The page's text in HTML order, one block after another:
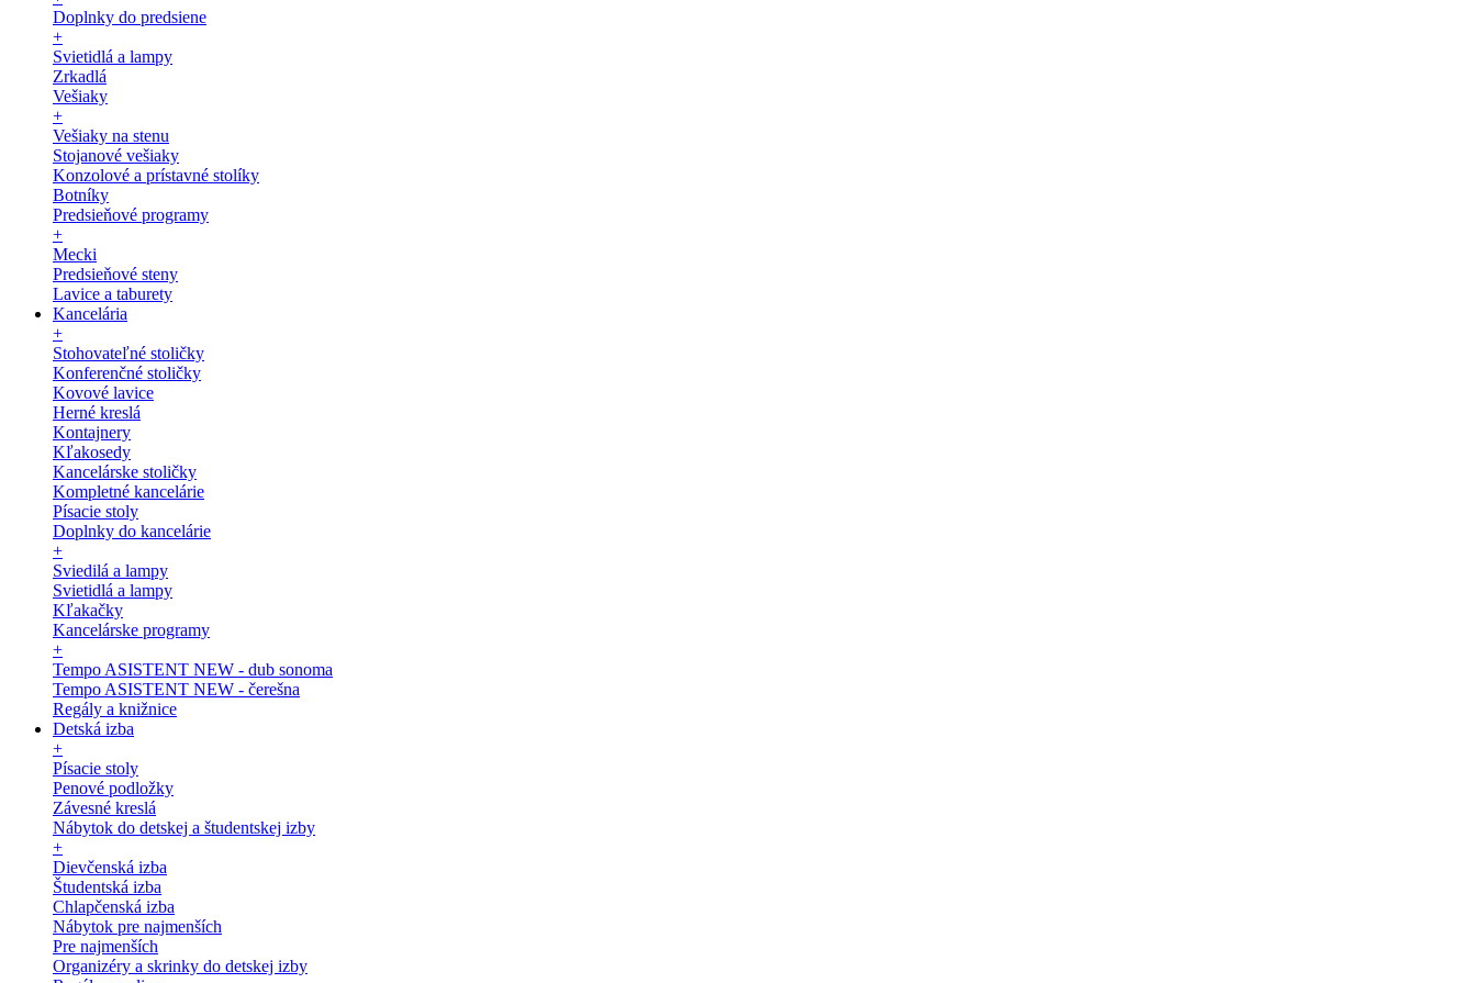
Doplnky do predsiene
+
Svietidlá a lampy
Zrkadlá
Vešiaky
+
Vešiaky na stenu
Stojanové vešiaky
Konzolové a prístavné stolíky
Botníky
Predsieňové programy
+
Mecki
Predsieňové steny
Lavice a taburety
Kancelária
+
Stohovateľné stoličky
Konferenčné stoličky
Kovové lavice
Herné kreslá
Kontajnery
Kľakosedy
Kancelárske stoličky
Kompletné kancelárie
Písacie stoly
Doplnky do kancelárie
+
Sviedilá a lampy
Svietidlá a lampy
Kľakačky
Kancelárske programy
+
Tempo ASISTENT NEW - dub sonoma
Tempo ASISTENT NEW - čerešna
Regály a knižnice
Detská izba
+
Písacie stoly
Penové podložky
Závesné kreslá
Nábytok do detskej a študentskej izby
+
Dievčenská izba
Študentská izba
Chlapčenská izba
Nábytok pre najmenších
Pre najmenších
Organizéry a skrinky do detskej izby